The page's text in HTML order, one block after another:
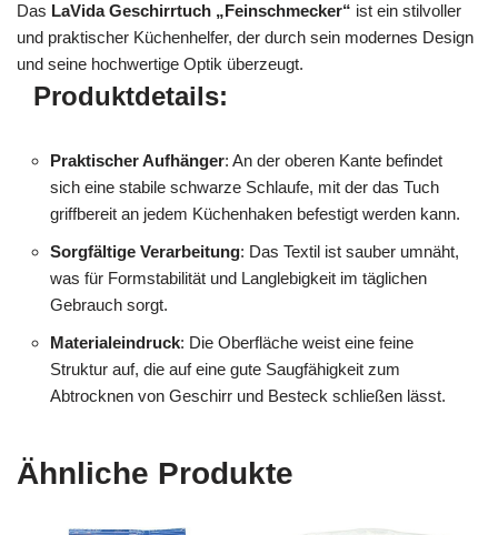
Das LaVida Geschirrtuch „Feinschmecker“ ist ein stilvoller
und praktischer Küchenhelfer, der durch sein modernes Design
und seine hochwertige Optik überzeugt.
Produktdetails:
Praktischer Aufhänger: An der oberen Kante befindet
sich eine stabile schwarze Schlaufe, mit der das Tuch
griffbereit an jedem Küchenhaken befestigt werden kann.
Sorgfältige Verarbeitung: Das Textil ist sauber umnäht,
was für Formstabilität und Langlebigkeit im täglichen
Gebrauch sorgt.
Materialeindruck: Die Oberfläche weist eine feine
Struktur auf, die auf eine gute Saugfähigkeit zum
Abtrocknen von Geschirr und Besteck schließen lässt.
Ähnliche Produkte